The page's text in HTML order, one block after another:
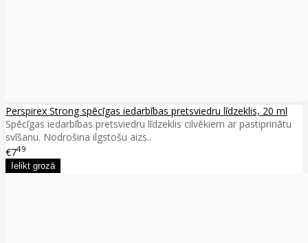
Perspirex Strong spēcīgas iedarbības pretsviedru līdzeklis, 20 ml
Spēcīgas iedarbības pretsviedru līdzeklis cilvēkiem ar pastiprinātu
svīšanu. Nodrošina ilgstošu aizs..
€749